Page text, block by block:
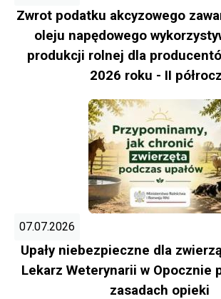
Zwrot podatku akcyzowego
oleju napędowego
produkcji rolnej dla
2026 roku - II
07.07.2026
Upały niebezpieczne dla
Lekarz Weterynarii w Opocznie
zasadach opieki